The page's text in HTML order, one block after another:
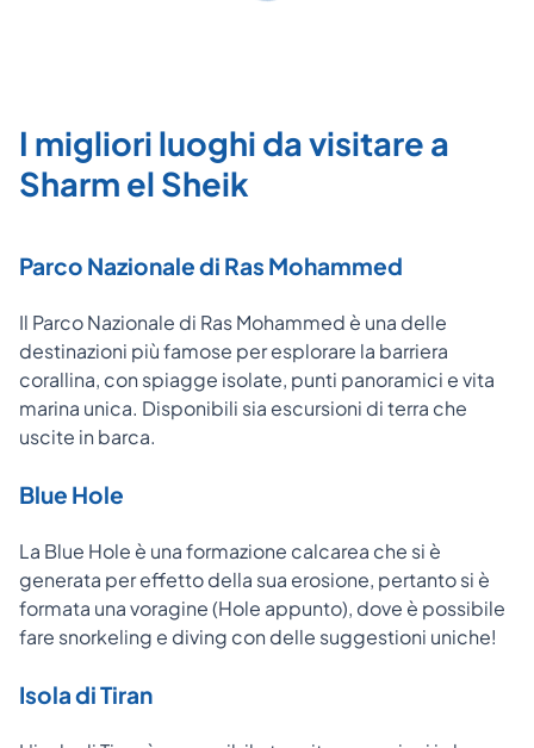
I migliori luoghi da visitare a
Sharm el Sheik
Parco Nazionale di Ras Mohammed
Il Parco Nazionale di Ras Mohammed è una delle
destinazioni più famose per esplorare la barriera
corallina, con spiagge isolate, punti panoramici e vita
marina unica. Disponibili sia escursioni di terra che
uscite in barca.
Blue Hole
La Blue Hole è una formazione calcarea che si è
generata per effetto della sua erosione, pertanto si è
formata una voragine (Hole appunto), dove è possibile
fare snorkeling e diving con delle suggestioni uniche!
Isola di Tiran